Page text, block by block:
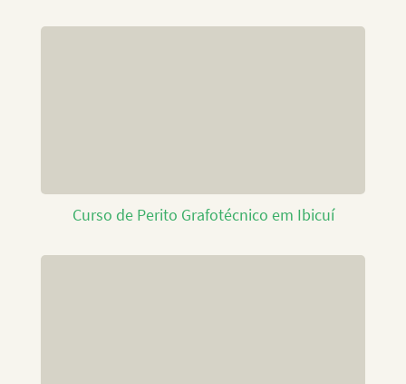
Curso de Perito Grafotécnico em Ibicuí